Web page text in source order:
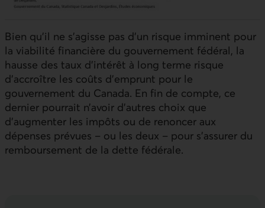
Bien qu’il ne s’agisse pas d’un risque imminent pour
la viabilité financière du gouvernement fédéral, la
hausse des taux d’intérêt à long terme risque
d’accroître les coûts d’emprunt pour le
gouvernement du Canada. En fin de compte, ce
dernier pourrait n’avoir d’autres choix que
d’augmenter les impôts ou de renoncer aux
dépenses prévues – ou les deux – pour s’assurer du
remboursement de la dette fédérale.